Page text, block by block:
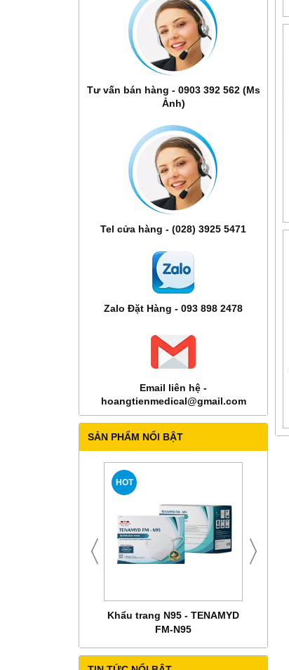
Tư vấn bán hàng - 0903 392 562 (Ms
Ảnh)
Tel cửa hàng - (028) 3925 5471
Zalo Đặt Hàng - 093 898 2478
Email liên hệ -
hoangtienmedical@gmail.com
SẢN PHẨM NỔI BẬT
HOT
Khẩu trang N95 - TENAMYD
FM-N95